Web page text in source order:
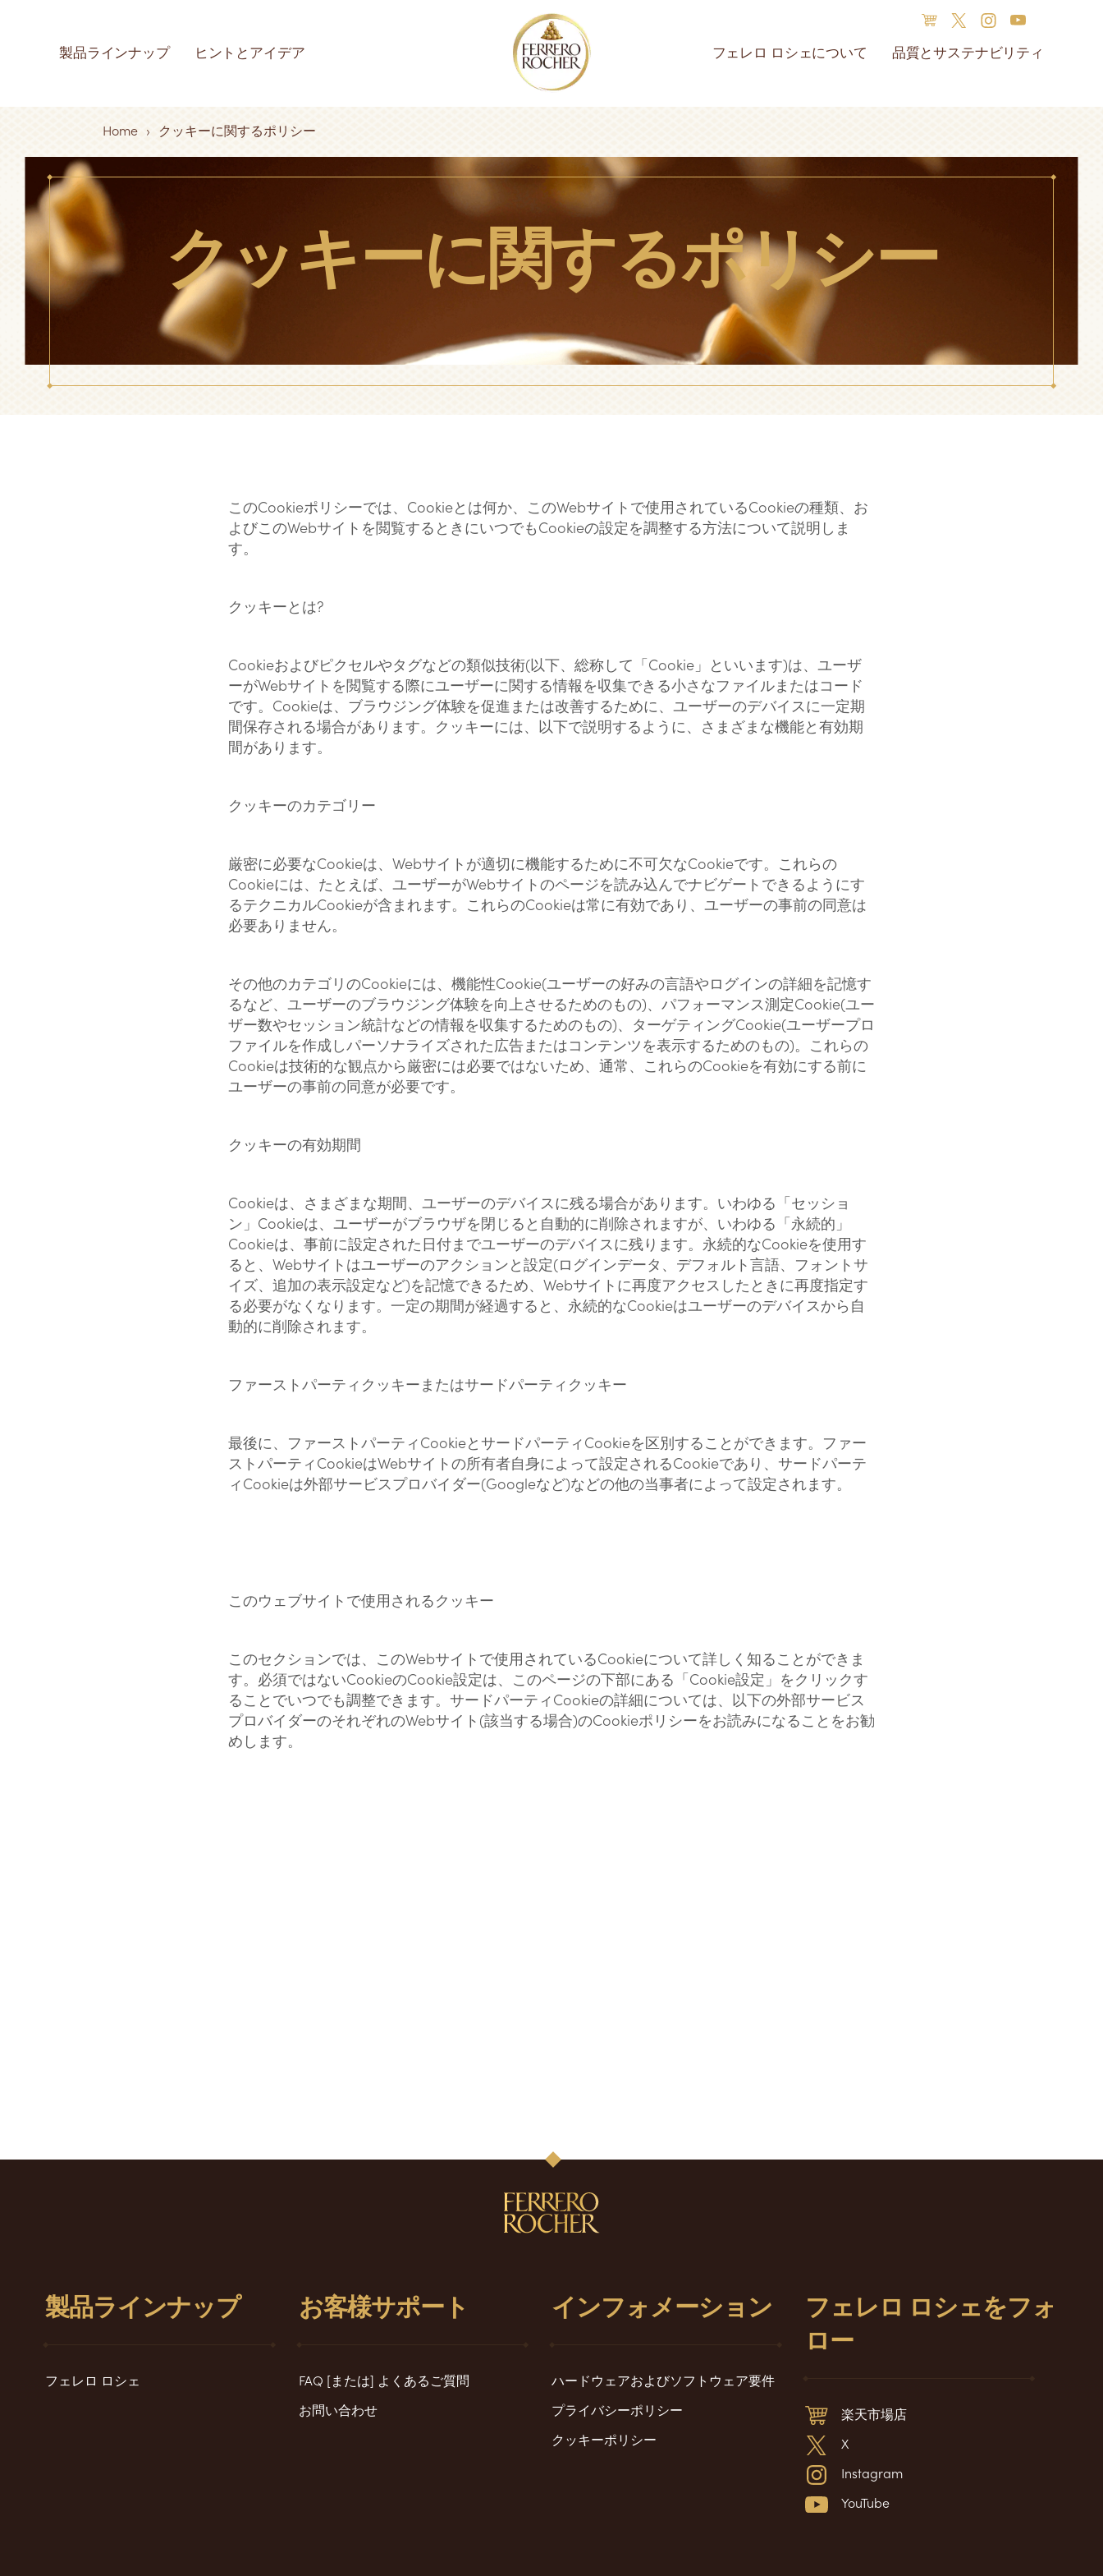
MAIN NAVIGATION
製品ラインナップ
製品を探す
ヒントとアイデア
インスピレー
ションをどう
すべてのヒントとアイデアを
フェレロ ロシェについて
フェレロ ロシ
ェについて
て見る
フェレロ ロシェの価値観
品質とサステナビリティ
品質とサステ
ナビリティに
ついての詳細
情報
品質のための取り組み
さまざまな感覚を刺激する体験
品質を守るために
取扱いと保存
原材料
Breadcrumb
Home クッキーに関するポリシー
クッキーに関するポリシー
このCookieポリシーでは、Cookieとは何か、このWebサイトで使用されているCookieの種類、お
よびこのWebサイトを閲覧するときにいつでもCookieの設定を調整する方法について説明しま
す。
クッキーとは?
Cookieおよびピクセルやタグなどの類似技術(以下、総称して「Cookie」といいます)は、ユーザ
ーがWebサイトを閲覧する際にユーザーに関する情報を収集できる小さなファイルまたはコード
です。Cookieは、ブラウジング体験を促進または改善するために、ユーザーのデバイスに一定期
間保存される場合があります。クッキーには、以下で説明するように、さまざまな機能と有効期
間があります。
クッキーのカテゴリー
厳密に必要なCookieは、Webサイトが適切に機能するために不可欠なCookieです。これらの
Cookieには、たとえば、ユーザーがWebサイトのページを読み込んでナビゲートできるようにす
るテクニカルCookieが含まれます。これらのCookieは常に有効であり、ユーザーの事前の同意は
必要ありません。
その他のカテゴリのCookieには、機能性Cookie(ユーザーの好みの言語やログインの詳細を記憶す
るなど、ユーザーのブラウジング体験を向上させるためのもの)、パフォーマンス測定Cookie(ユー
ザー数やセッション統計などの情報を収集するためのもの)、ターゲティングCookie(ユーザープロ
ファイルを作成しパーソナライズされた広告またはコンテンツを表示するためのもの)。これらの
Cookieは技術的な観点から厳密には必要ではないため、通常、これらのCookieを有効にする前に
ユーザーの事前の同意が必要です。
クッキーの有効期間
Cookieは、さまざまな期間、ユーザーのデバイスに残る場合があります。いわゆる「セッショ
ン」Cookieは、ユーザーがブラウザを閉じると自動的に削除されますが、いわゆる「永続的」
Cookieは、事前に設定された日付までユーザーのデバイスに残ります。永続的なCookieを使用す
ると、Webサイトはユーザーのアクションと設定(ログインデータ、デフォルト言語、フォントサ
イズ、追加の表示設定など)を記憶できるため、Webサイトに再度アクセスしたときに再度指定す
る必要がなくなります。一定の期間が経過すると、永続的なCookieはユーザーのデバイスから自
動的に削除されます。
ファーストパーティクッキーまたはサードパーティクッキー
最後に、ファーストパーティCookieとサードパーティCookieを区別することができます。ファー
ストパーティCookieはWebサイトの所有者自身によって設定されるCookieであり、サードパーテ
ィCookieは外部サービスプロバイダー(Googleなど)などの他の当事者によって設定されます。
このウェブサイトで使用されるクッキー
このセクションでは、このWebサイトで使用されているCookieについて詳しく知ることができま
す。必須ではないCookieのCookie設定は、このページの下部にある「Cookie設定」をクリックす
ることでいつでも調整できます。サードパーティCookieの詳細については、以下の外部サービス
プロバイダーのそれぞれのWebサイト(該当する場合)のCookieポリシーをお読みになることをお勧
めします。
製品ラインナップ
フェレロ ロシェ
お客様サポート
FAQ [または] よくあるご質問
お問い合わせ
インフォメーション
ハードウェアおよびソフトウェア要件
プライバシーポリシー
クッキーポリシー
フェレロ ロシェをフォ
ロー
楽天市場店
X
Instagram
YouTube